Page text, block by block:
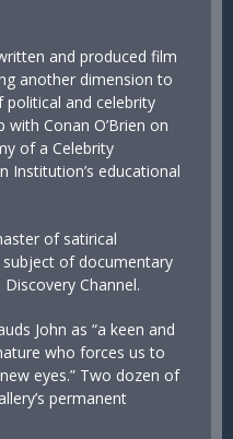
and produced film
another dimension to
and celebrity
Conan O’Brien on
of a Celebrity
Institution’s educational
of satirical
of documentary
Channel.
John as “a keen and
who forces us to
eyes.” Two dozen of
permanent